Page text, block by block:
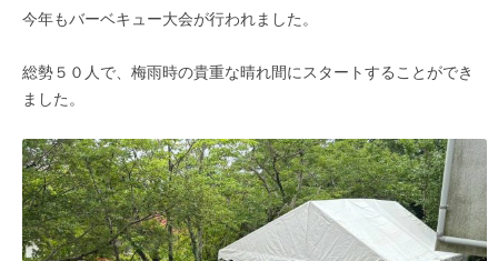
今年もバーベキュー大会が行われました。
総勢５０人で、梅雨時の貴重な晴れ間にスタートすることができ
ました。